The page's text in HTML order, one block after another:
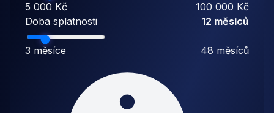
5 000 Kč
100 000 Kč
Doba splatnosti
12 měsíců
3 měsíce 48 měsíců